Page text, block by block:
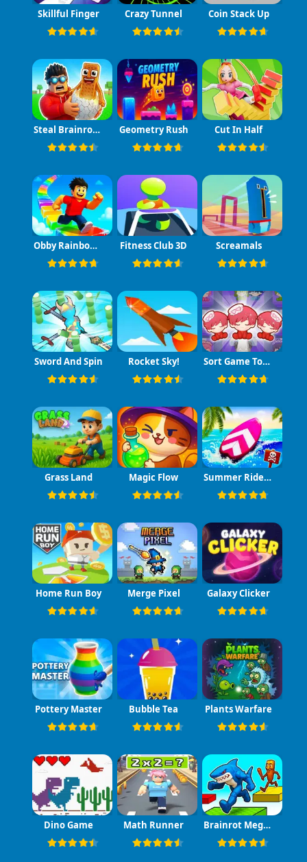
Skillful Finger Crazy Tunnel Coin Stack Up
Steal Brainrot Eggs Geometry Rush Cut In Half
Obby Rainbow Tower Fitness Club 3D Screamals
Sword And Spin Rocket Sky! Sort Game Toy Sort
Grass Land Magic Flow Summer Rider 3D
Home Run Boy Merge Pixel Galaxy Clicker
Pottery Master Bubble Tea Plants Warfare
Dino Game Math Runner Brainrot Mega Parkour